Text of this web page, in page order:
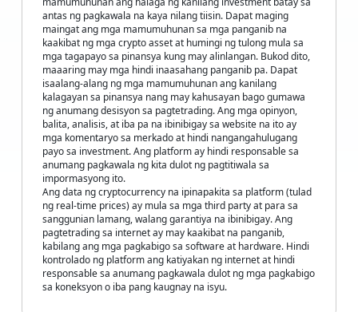
antas ng pagkawala na kaya nilang tiisin. Dapat maging
maingat ang mga mamumuhunan sa mga panganib na
kaakibat ng mga crypto asset at humingi ng tulong mula sa
mga tagapayo sa pinansya kung may alinlangan. Bukod dito,
maaaring may mga hindi inaasahang panganib pa. Dapat
isaalang-alang ng mga mamumuhunan ang kanilang
kalagayan sa pinansya nang may kahusayan bago gumawa
ng anumang desisyon sa pagtetrading. Ang mga opinyon,
balita, analisis, at iba pa na ibinibigay sa website na ito ay
mga komentaryo sa merkado at hindi nangangahulugang
payo sa investment. Ang platform ay hindi responsable sa
anumang pagkawala ng kita dulot ng pagtitiwala sa
impormasyong ito.
Ang data ng cryptocurrency na ipinapakita sa platform (tulad
ng real-time prices) ay mula sa mga third party at para sa
sanggunian lamang, walang garantiya na ibinibigay. Ang
pagtetrading sa internet ay may kaakibat na panganib,
kabilang ang mga pagkabigo sa software at hardware. Hindi
kontrolado ng platform ang katiyakan ng internet at hindi
responsable sa anumang pagkawala dulot ng mga pagkabigo
sa koneksyon o iba pang kaugnay na isyu.